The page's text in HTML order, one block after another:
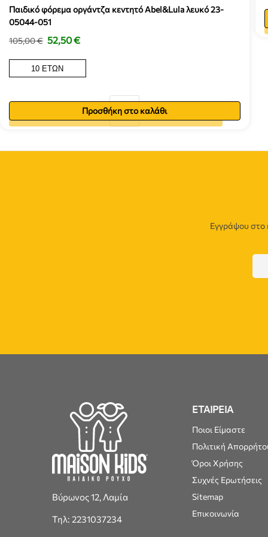
Παιδικό φόρεμα οργάντζα κεντητό Abel&Lula λευκό 23-
05044-051
105,00€ 52,50€
10 ΕΤΏΝ
Προσθήκη στο καλάθι
Προσθήκη στο καλάθι
Εγγράψου στο
Βύρωνος 12, Λαμία
Τηλ: 2231037234
ΕΤΑΙΡΕΙΑ
Ποιοι Είμαστε
Πολιτική
Όροι Χρήσης
Συχνές Ερωτήσεις
Sitemap
Επικοινωνία